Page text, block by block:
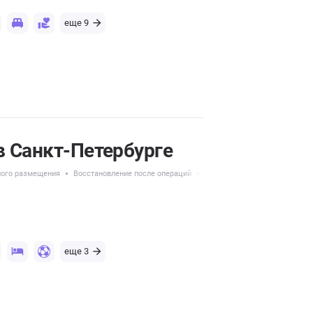
еще 9
Петербурге
размещения Восстановление после операций
еще 3